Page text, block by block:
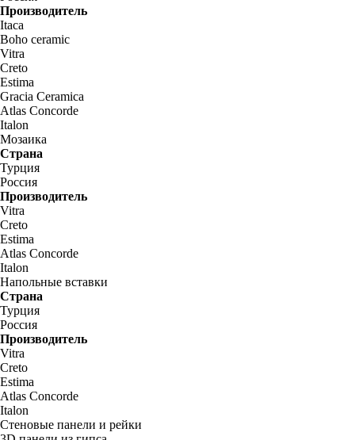
Производитель
Itaca
Boho ceramic
Vitra
Creto
Estima
Gracia Ceramica
Atlas Concorde
Italon
Мозаика
Страна
Турция
Россия
Производитель
Vitra
Creto
Estima
Atlas Concorde
Italon
Напольные вставки
Страна
Турция
Россия
Производитель
Vitra
Creto
Estima
Atlas Concorde
Italon
Стеновые панели и рейки